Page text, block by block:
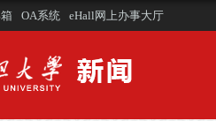
OA系统 eHall网上办事大厅